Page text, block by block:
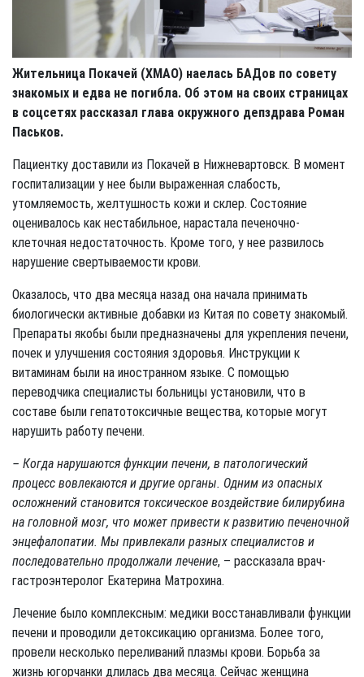
Жительница Покачей (ХМАО) наелась БАДов по совету
знакомых и едва не погибла. Об этом на своих страницах
в соцсетях рассказал глава окружного депздрава Роман
Паськов.
Пациентку доставили из Покачей в Нижневартовск. В момент
госпитализации у нее были выраженная слабость,
утомляемость, желтушность кожи и склер. Состояние
оценивалось как нестабильное, нарастала печеночно-
клеточная недостаточность. Кроме того, у нее развилось
нарушение свертываемости крови.
Оказалось, что два месяца назад она начала принимать
биологически активные добавки из Китая по совету знакомый.
Препараты якобы были предназначены для укрепления печени,
почек и улучшения состояния здоровья. Инструкции к
витаминам были на иностранном языке. С помощью
переводчика специалисты больницы установили, что в
составе были гепатотоксичные вещества, которые могут
нарушить работу печени.
– Когда нарушаются функции печени, в патологический
процесс вовлекаются и другие органы. Одним из опасных
осложнений становится токсическое воздействие билирубина
на головной мозг, что может привести к развитию печеночной
энцефалопатии. Мы привлекали разных специалистов и
последовательно продолжали лечение, – рассказала врач-
гастроэнтеролог Екатерина Матрохина.
Лечение было комплексным: медики восстанавливали функции
печени и проводили детоксикацию организма. Более того,
провели несколько переливаний плазмы крови. Борьба за
жизнь югорчанки длилась два месяца. Сейчас женщина